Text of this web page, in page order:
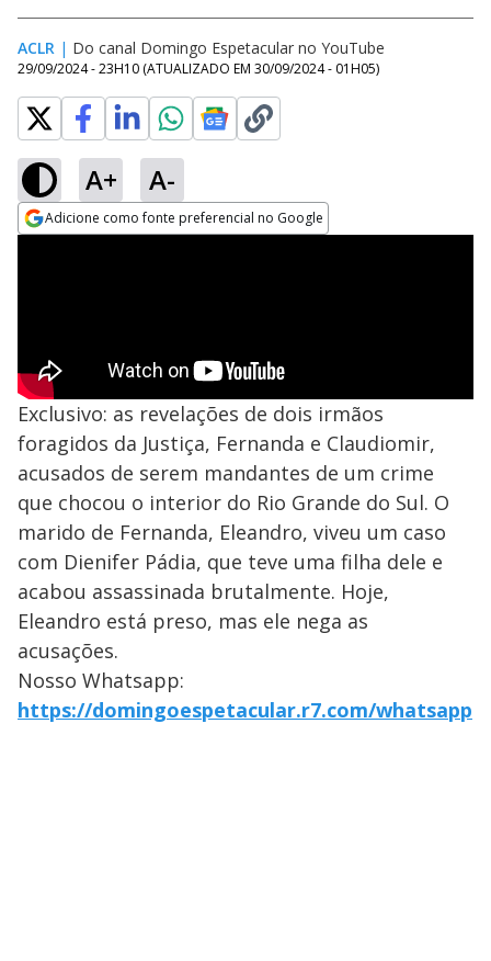
ACLR | Do canal Domingo Espetacular no YouTube
29/09/2024 - 23H10 (ATUALIZADO EM 30/09/2024 - 01H05)
A+ A-
Adicione como fonte preferencial no Google
Exclusivo: as revelações de dois irmãos
foragidos da Justiça, Fernanda e Claudiomir,
acusados de serem mandantes de um crime
que chocou o interior do Rio Grande do Sul. O
marido de Fernanda, Eleandro, viveu um caso
com Dienifer Pádia, que teve uma filha dele e
acabou assassinada brutalmente. Hoje,
Eleandro está preso, mas ele nega as
acusações.
Nosso Whatsapp:
https://domingoespetacular.r7.com/whatsapp